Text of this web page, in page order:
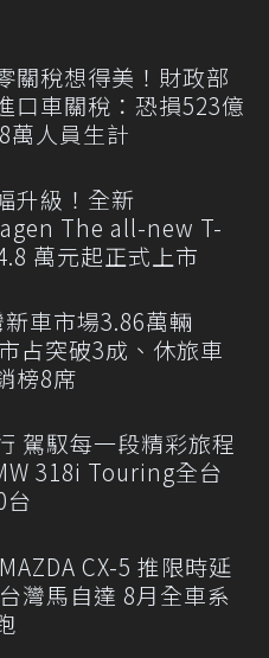
關稅想得美！財政部
口車關稅：恐損523億
萬人員生計
升級！全新
The all-new T-
萬元起正式上市
車市場3.86萬輛
占突破3成、休旅車
榜8席
駕馭每一段精彩旅程
318i Touring全台
台
CX-5 推限時延
灣馬自達 8月全車系